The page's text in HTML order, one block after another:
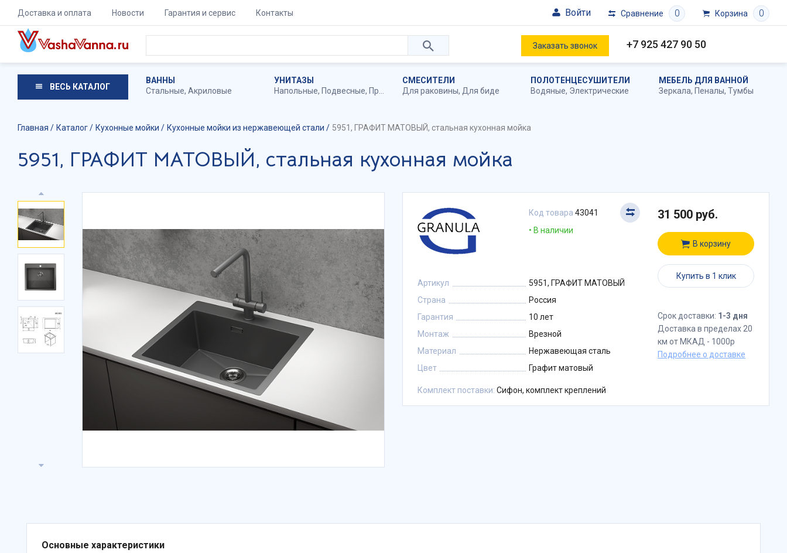
Доставка и оплата Новости Гарантия и сервис Контакты Войти Сравнение 0 Корзина 0
Заказать звонок +7 925 427 90 50
ВЕСЬ КАТАЛОГ
ВАННЫ
Стальные, Акриловые
УНИТАЗЫ
Напольные, Подвесные, Приставные
СМЕСИТЕЛИ
Для раковины, Для биде
ПОЛОТЕНЦЕСУШИТЕЛИ
Водяные, Электрические
МЕБЕЛЬ ДЛЯ ВАННОЙ
Зеркала, Пеналы, Тумбы
Главная Каталог Кухонные мойки Кухонные мойки из нержавеющей стали 5951, ГРАФИТ МАТОВЫЙ, стальная кухонная мойка
5951, ГРАФИТ МАТОВЫЙ, стальная кухонная мойка
Код товара 43041
В наличии
Артикул
5951, ГРАФИТ МАТОВЫЙ
Страна
Россия
Гарантия
10 лет
Монтаж
Врезной
Материал
Нержавеющая сталь
Цвет
Графит матовый
Комплект поставки: Сифон, комплект креплений
31 500 руб.
В корзину
Купить в 1 клик
Срок доставки: 1-3 дня
Доставка в пределах 20
км от МКАД - 1000р
Подробнее о доставке
Основные характеристики